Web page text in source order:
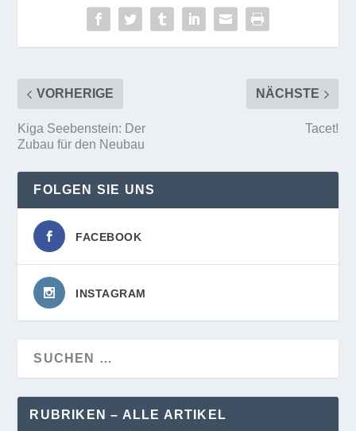
VORHERIGE
Kiga Seebenstein: Der
Zubau für den Neubau
NÄCHSTE
Tacet!
FOLGEN SIE UNS
FACEBOOK
INSTAGRAM
RUBRIKEN – ALLE ARTIKEL